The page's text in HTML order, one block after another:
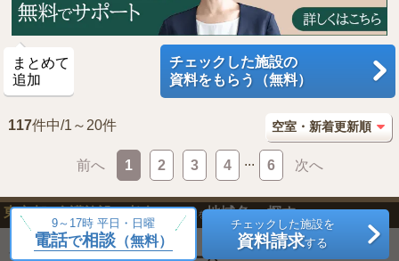
まとめて
追加
チェックした施設の
資料をもらう（無料）
9～17時 平日・日曜
電話で相談（無料）
チェックした施設を
資料請求する
117件中/1～20件
前へ 1 2 3 4 ... 6 次へ
東京都 介護施設・老人ホームを 地域名 探す
東京23区 介護施設・老人ホーム